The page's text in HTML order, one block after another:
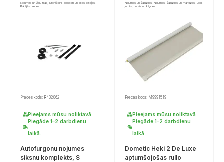
Nojumes un žalūzijas, Kronšteini, adapteri un citas detaļas,
Pārējās preces
Preces kods: R432862
Pieejams mūsu noliktavā
Piegāde 1–2 darbdienu
laikā.
Autofurgonu nojumes
siksnu komplekts, S
Nojumes un žalūzijas, Nojumes, žalūzijas un markīzes, Logi,
jumts, durvis un kāpnes
Preces kods: M9991519
Pieejams mūsu noliktavā
Piegāde 1–2 darbdienu
laikā.
Dometic Heki 2 De Luxe
aptumšojošas rullo